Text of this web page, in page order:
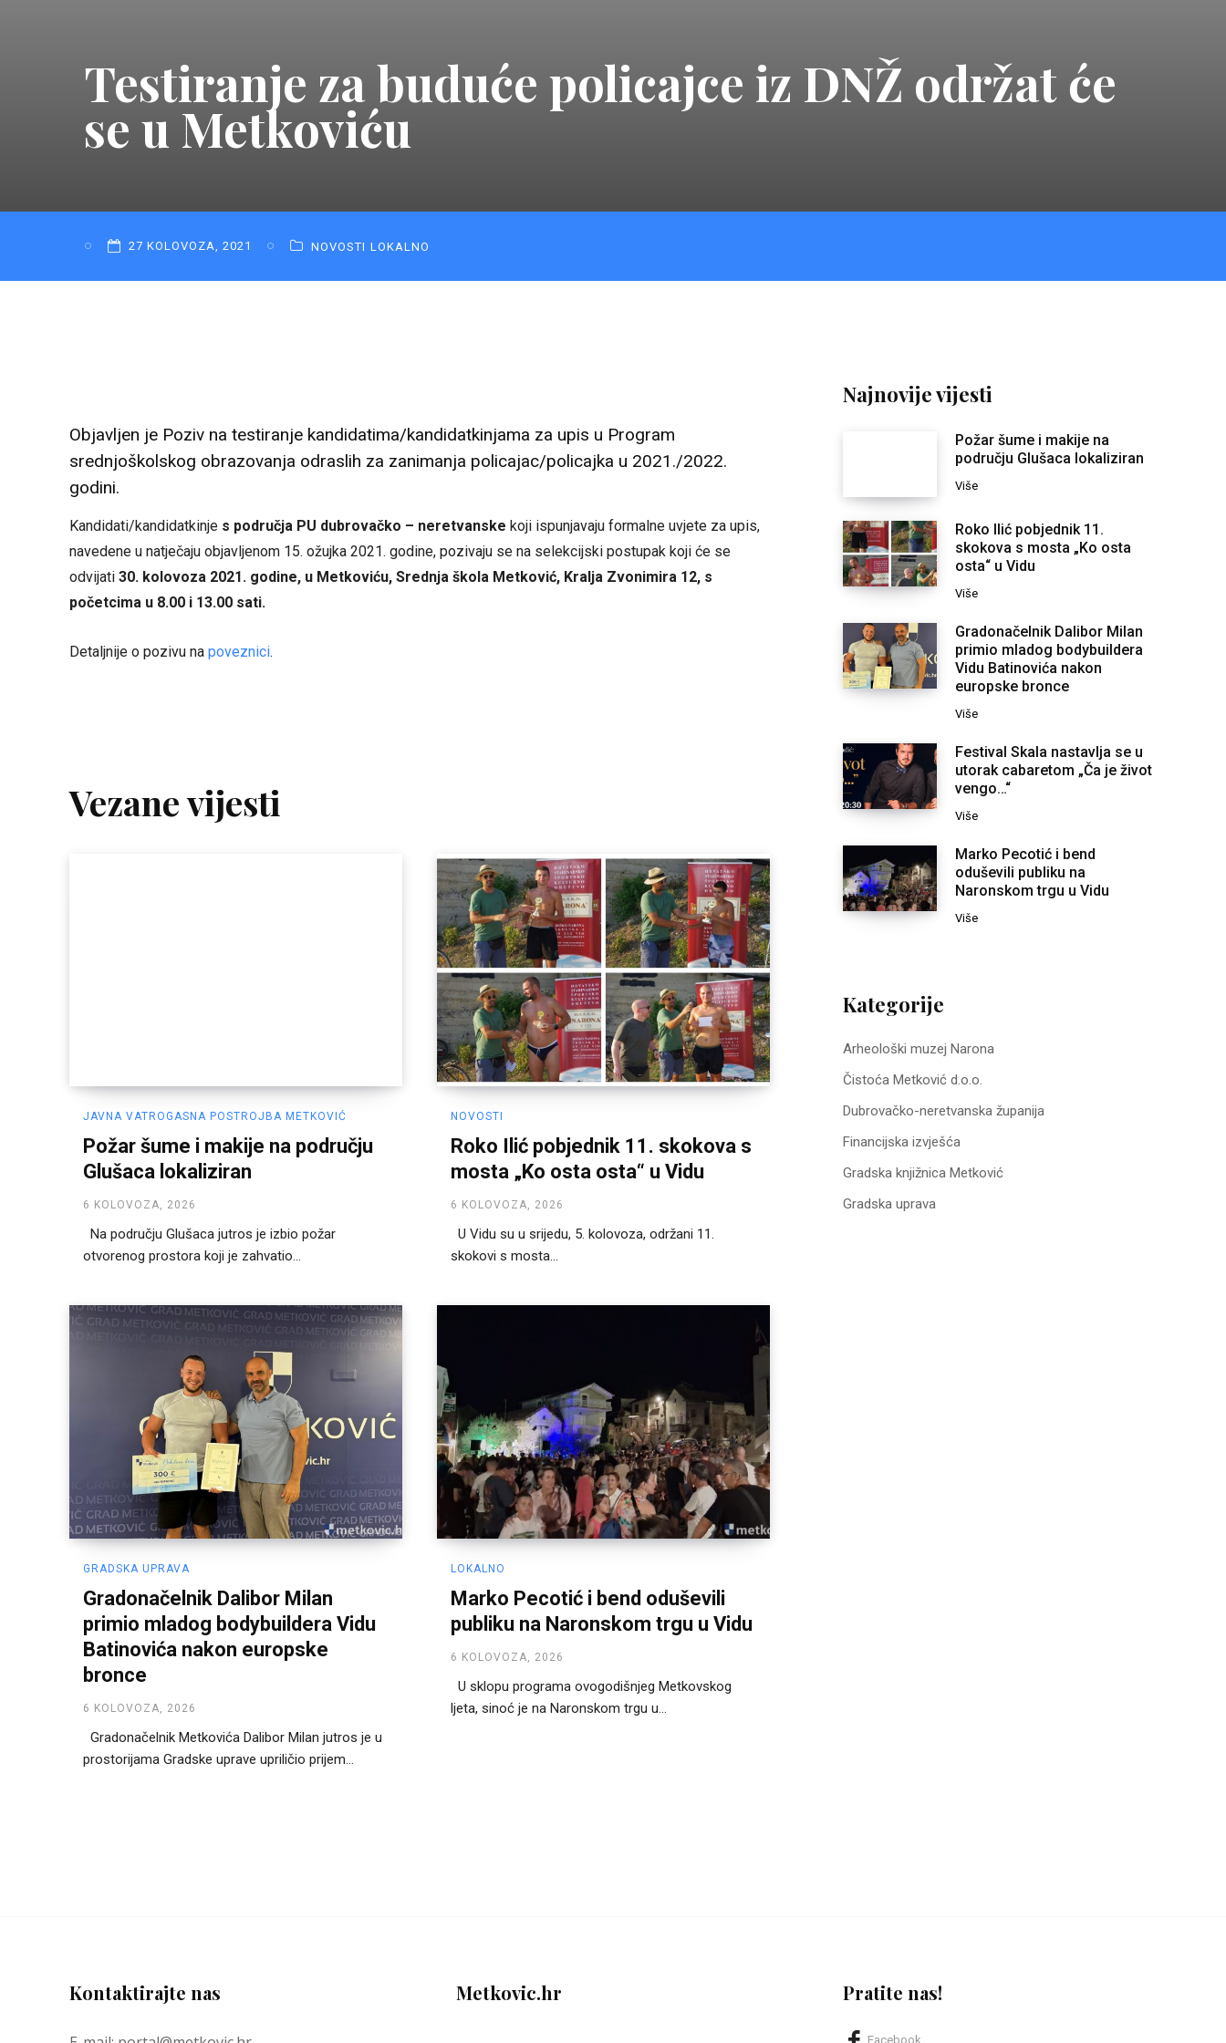
Testiranje za buduće policajce iz DNŽ održat će
se u Metkoviću
27 KOLOVOZA, 2021 NOVOSTI LOKALNO
Objavljen je Poziv na testiranje kandidatima/kandidatkinjama za upis u Program
srednjoškolskog obrazovanja odraslih za zanimanja policajac/policajka u 2021./2022.
godini.
Kandidati/kandidatkinje s područja PU dubrovačko – neretvanske koji ispunjavaju formalne uvjete za upis,
navedene u natječaju objavljenom 15. ožujka 2021. godine, pozivaju se na selekcijski postupak koji će se
odvijati 30. kolovoza 2021. godine, u Metkoviću, Srednja škola Metković, Kralja Zvonimira 12, s
početcima u 8.00 i 13.00 sati.
Detaljnije o pozivu na poveznici.
Vezane vijesti
JAVNA VATROGASNA POSTROJBA METKOVIĆ
Požar šume i makije na području
Glušaca lokaliziran
6 KOLOVOZA, 2026
Na području Glušaca jutros je izbio požar
otvorenog prostora koji je zahvatio...
NOVOSTI
Roko Ilić pobjednik 11. skokova s
mosta „Ko osta osta“ u Vidu
6 KOLOVOZA, 2026
U Vidu su u srijedu, 5. kolovoza, održani 11.
skokovi s mosta...
GRADSKA UPRAVA
Gradonačelnik Dalibor Milan
primio mladog bodybuildera Vidu
Batinovića nakon europske
bronce
6 KOLOVOZA, 2026
Gradonačelnik Metkovića Dalibor Milan jutros je u
prostorijama Gradske uprave upriličio prijem...
LOKALNO
Marko Pecotić i bend oduševili
publiku na Naronskom trgu u Vidu
6 KOLOVOZA, 2026
U sklopu programa ovogodišnjeg Metkovskog
ljeta, sinoć je na Naronskom trgu u...
Najnovije vijesti
Požar šume i makije na
području Glušaca lokaliziran
Više
Roko Ilić pobjednik 11.
skokova s mosta „Ko osta
osta“ u Vidu
Više
Gradonačelnik Dalibor Milan
primio mladog bodybuildera
Vidu Batinovića nakon
europske bronce
Više
Festival Skala nastavlja se u
utorak cabaretom „Ča je život
vengo…“
Više
Marko Pecotić i bend
oduševili publiku na
Naronskom trgu u Vidu
Više
Kategorije
Arheološki muzej Narona
Čistoća Metković d.o.o.
Dubrovačko-neretvanska županija
Financijska izvješća
Gradska knjižnica Metković
Gradska uprava
Kontaktirajte nas Metkovic.hr Pratite nas!
Facebook